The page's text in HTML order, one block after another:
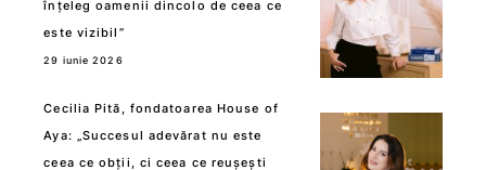
înțeleg oamenii dincolo de ceea ce
este vizibil”
29 iunie 2026
Cecilia Pită, fondatoarea House of
Aya: „Succesul adevărat nu este
ceea ce obții, ci ceea ce reușești